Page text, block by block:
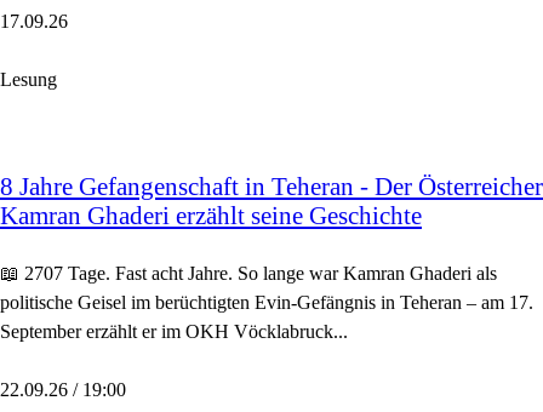
17.09.26
Lesung
8 Jahre Gefangenschaft in Teheran - Der Österreicher
Kamran Ghaderi erzählt seine Geschichte
📖 2707 Tage. Fast acht Jahre. So lange war Kamran Ghaderi als
politische Geisel im berüchtigten Evin-Gefängnis in Teheran – am 17.
September erzählt er im OKH Vöcklabruck...
22.09.26 / 19:00